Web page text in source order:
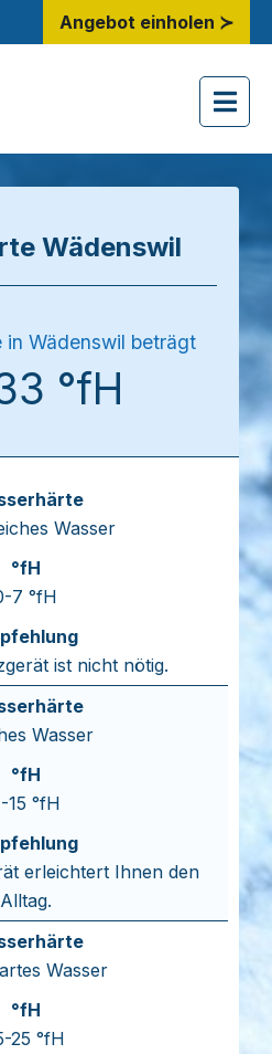
Angebot einholen ≻
Wädenswil
in Wädenswil beträgt
°fH
Wasser
7 °fH
ist nicht nötig.
Wasser
15 °fH
erleichtert Ihnen den
Alltag.
Wasser
25 °fH